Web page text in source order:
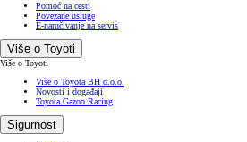
Pomoć na cesti
Povezane usluge
E-naručivanje na servis
Više o Toyoti
Više o Toyoti
Više o Toyota BH d.o.o.
Novosti i događaji
Toyota Gazoo Racing
Sigurnost